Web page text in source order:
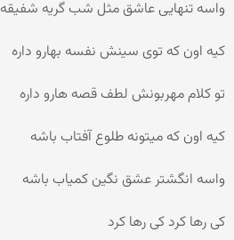
واسه تنهایی عاشق مثل شب گریه شفیقه
کیه اون که توی سینش نفسه بهارو داره
تو کلام مهربونش لطف قصه هارو داره
کیه اون که میتونه طلوع آفتاب باشه
واسه انگشتر عشق نگین کمیاب باشه
کی رها کرد کی رها کرد